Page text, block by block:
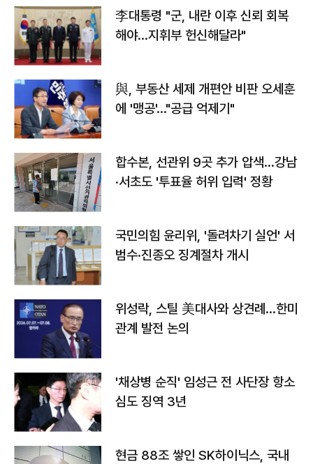
李대통령 "군, 내란 이후 신뢰 회복
해야…지휘부 헌신해달라"
與, 부동산 세제 개편안 비판 오세훈
에 '맹공'…"공급 억제기"
합수본, 선관위 9곳 추가 압색…강남
·서초도 '투표율 허위 입력' 정황
국민의힘 윤리위, '돌려차기 실언' 서
범수·진종오 징계절차 개시
위성락, 스틸 美대사와 상견례…한미
관계 발전 논의
'채상병 순직' 임성근 전 사단장 항소
심도 징역 3년
현금 88조 쌓인 SK하이닉스, 국내